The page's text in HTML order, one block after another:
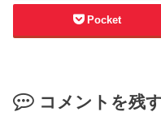
Pocket
コメントを残